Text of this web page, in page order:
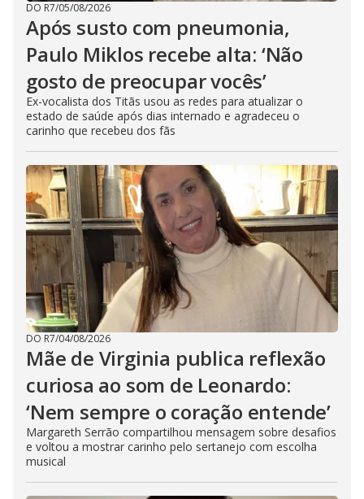
DO R7/05/08/2026
Após susto com pneumonia,
Paulo Miklos recebe alta: ‘Não
gosto de preocupar vocês’
Ex-vocalista dos Titãs usou as redes para atualizar o
estado de saúde após dias internado e agradeceu o
carinho que recebeu dos fãs
DO R7/04/08/2026
Mãe de Virginia publica reflexão
curiosa ao som de Leonardo:
‘Nem sempre o coração entende’
Margareth Serrão compartilhou mensagem sobre desafios
e voltou a mostrar carinho pelo sertanejo com escolha
musical